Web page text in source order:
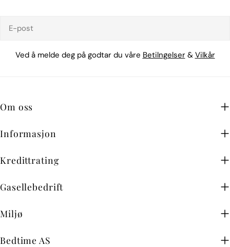
post
Ved å melde deg på godtar du våre Betilngelser& Vilkår
Om oss
Informasjon
Kredittrating
Gasellebedrift
Miljø
Bedtime AS